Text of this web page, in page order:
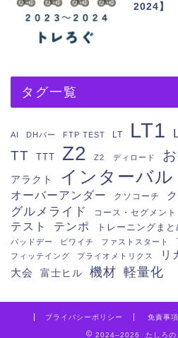
2024】
タグ一覧
AI DHバー FTP TEST LT LT1
TT TTT Z2 Z2 ディロード
アラクト インターバル
オーバーアンダー
クソコーチ
グルメライド コース・セグメント
テスト テンポ トレーニングまと
バッドデー
ビワイチ ファストスタート
フィッテイング プライオメトリクス リ
大会 富士ヒル 機材 軽量化
プライバシーポリシー 免責事
2024–2026 たしろの